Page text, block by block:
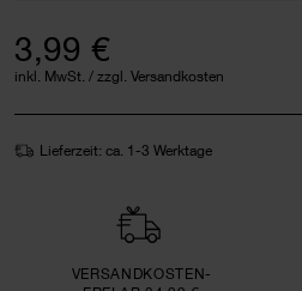
3,99 €
inkl. MwSt. / zzgl. Versandkosten
Lieferzeit: ca. 1-3 Werktage
VERSAND­KOSTEN­